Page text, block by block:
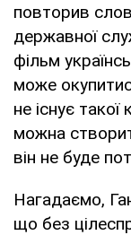
повторив
державної
фільм
може
не існує такої
можна
він не буде
Нагадаємо,
що без